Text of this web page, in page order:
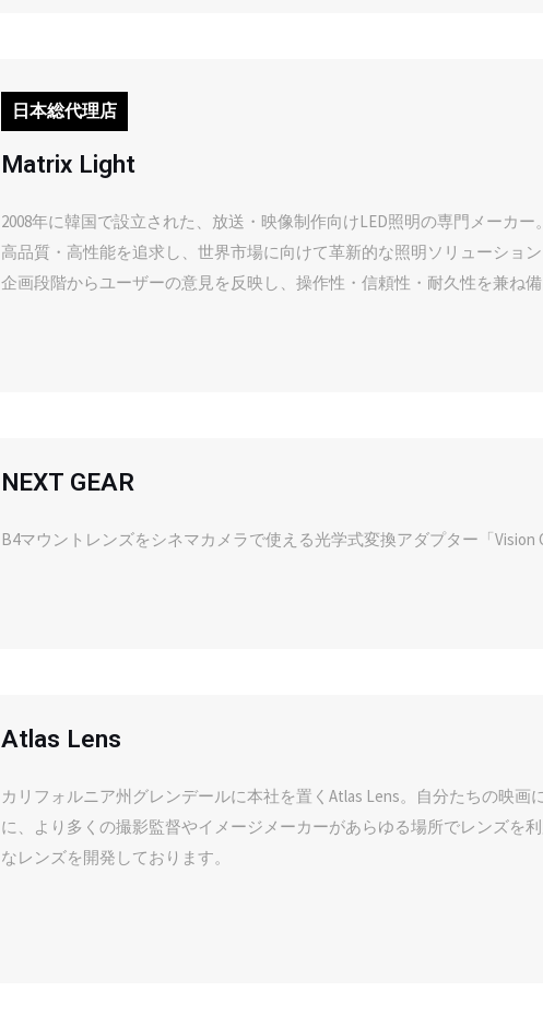
日本総代理店
Matrix Light
2008年に韓国で設立された、放送・映像制作向けLED照明の専門メーカー。
高品質・高性能を追求し、世界市場に向けて革新的な照明ソリューション
企画段階からユーザーの意見を反映し、操作性・信頼性・耐久性を兼ね備
NEXT GEAR
B4マウントレンズをシネマカメラで使える光学式変換アダプター「Vision
Atlas Lens
カリフォルニア州グレンデールに本社を置くAtlas Lens。自分たちの映
に、より多くの撮影監督やイメージメーカーがあらゆる場所でレンズを
なレンズを開発しております。